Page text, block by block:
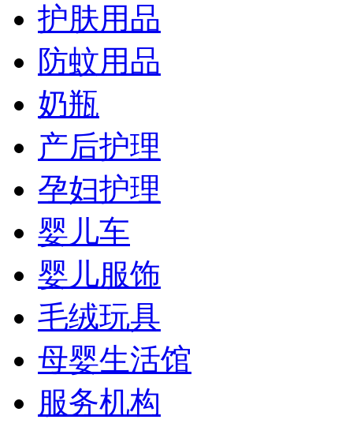
护肤用品
防蚊用品
奶瓶
产后护理
孕妇护理
婴儿车
婴儿服饰
毛绒玩具
母婴生活馆
服务机构